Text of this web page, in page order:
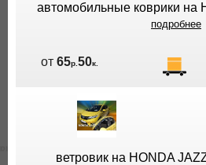
автомобильные коврики на
подробнее
от65р.50к.
ветровик на HONDA